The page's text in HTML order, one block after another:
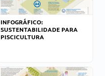
INFOGRÁFICO:
SUSTENTABILIDADE PARA
PISCICULTURA